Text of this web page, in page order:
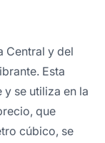
Central y del
Esta
y se utiliza en la
que
cúbico, se